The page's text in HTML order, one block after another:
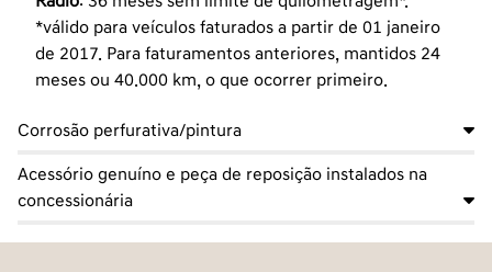
*válido para veículos faturados a partir de 01 janeiro
de 2017. Para faturamentos anteriores, mantidos 24
meses ou 40.000 km, o que ocorrer primeiro.
Corrosão perfurativa/pintura
Acessório genuíno e peça de reposição instalados na
concessionária